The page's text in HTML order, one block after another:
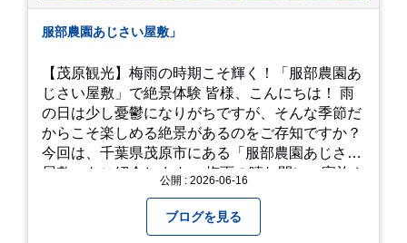
服部農園あじさい屋敷」
【茂原観光】梅雨の時期こそ輝く！「服部農園あ
じさい屋敷」で絶景体験 皆様、こんにちは！ 雨
の日は少し憂鬱になりがちですが、そんな季節だ
からこそ楽しめる絶景があるのをご存知ですか？
今回は、千葉県茂原市にある「服部農園あじさい
屋敷」をご紹介します。 梅雨の晴れ間に、家族や
め尽くす「あじさい」 服部農園あじさい屋敷の魅
公開 : 2026-06-16
ブログを見る